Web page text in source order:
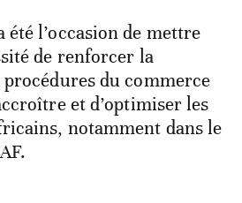
l’occasion de mettre
de renforcer la
du commerce
et d’optimiser les
notamment dans le